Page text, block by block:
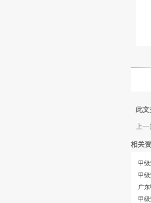
此文
上一
相关
甲
甲
广
甲